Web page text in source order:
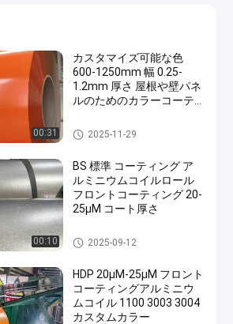
00:31
カスタマイズ可能な色
600-1250mm 幅 0.25-
1.2mm 厚さ 屋根や壁パネ
ルのためのカラーコーテ
コーティングされたアルミニ
ウムコイル
2025-11-29
00:10
BS 標準 コーティング ア
ルミニウムコイルロール
フロントコーティング 20-
25μM コート厚さ
コーティングされたアルミニ
ウムコイル
2025-09-12
HDP 20μM-25μM フロント
コーティングアルミニウ
ムコイル 1100 3003 3004
カスタムカラー